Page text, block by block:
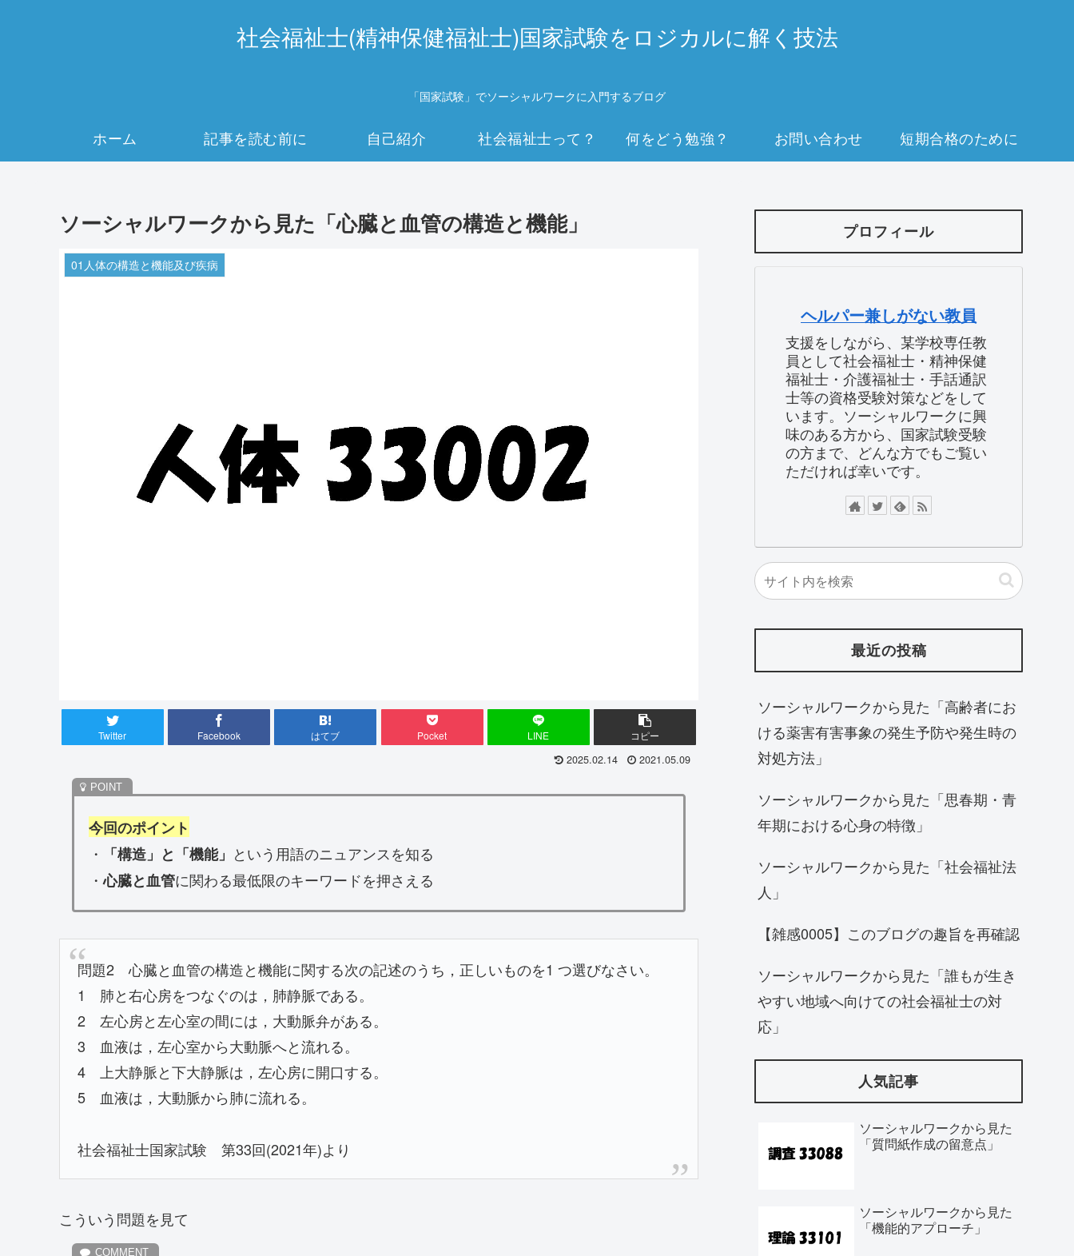
社会福祉士(精神保健福祉士)国家試験をロジカルに解く技法
「国家試験」でソーシャルワークに入門するブログ
ホーム 記事を読む前に 自己紹介 社会福祉士って？ 何をどう勉強？ お問い合わせ 短期合格のために
ソーシャルワークから見た「心臓と血管の構造と機能」
01人体の構造と機能及び疾病
Twitter Facebook はてブ Pocket LINE コピー
2025.02.14 2021.05.09
今回のポイント
・
「構造」と「機能」 という用語のニュアンスを知る
・心臓と血管に関わる最低限のキーワードを押さえる
問題2 心臓と血管の構造と機能に関する次の記述のうち，正しいものを1 つ選びなさい。
1 肺と右心房をつなぐのは，肺静脈である。
2 左心房と左心室の間には，大動脈弁がある。
3 血液は，左心室から大動脈へと流れる。
4 上大静脈と下大静脈は，左心房に開口する。
5 血液は，大動脈から肺に流れる。
社会福祉士国家試験 第33回(2021年)より
こういう問題を見て
プロフィール
ヘルパー兼しがない教員
支援をしながら、某学校専任教
員として社会福祉士・精神保健
福祉士・介護福祉士・手話通訳
士等の資格受験対策などをして
います。ソーシャルワークに興
味のある方から、国家試験受験
の方まで、どんな方でもご覧い
ただければ幸いです。
最近の投稿
ソーシャルワークから見た「高齢者にお
ける薬害有害事象の発生予防や発生時の
対処方法」
ソーシャルワークから見た「思春期・青
年期における心身の特徴」
ソーシャルワークから見た「社会福祉法
人」
【雑感0005】このブログの趣旨を再確認
ソーシャルワークから見た「誰もが生き
やすい地域へ向けての社会福祉士の対
応」
人気記事
ソーシャルワークから見た
「質問紙作成の留意点」
ソーシャルワークから見た
「機能的アプローチ」